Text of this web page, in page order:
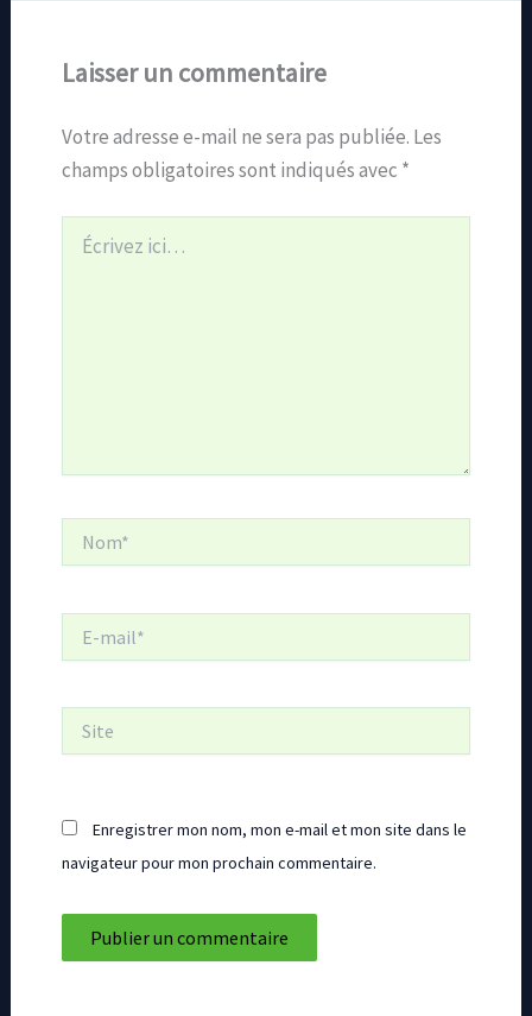
Laisser un commentaire
Votre adresse e-mail ne sera pas publiée. Les
champs obligatoires sont indiqués avec *
ici…
mail*
Enregistrer mon nom, mon e-mail et mon site dans le
navigateur pour mon prochain commentaire.